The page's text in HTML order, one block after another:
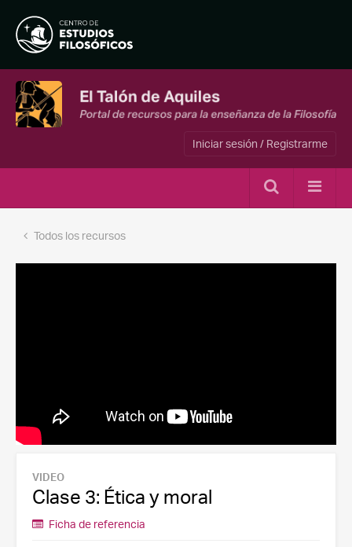
Iniciar sesión / Registrarme
Todos los recursos
VIDEO
Clase 3: Ética y moral
Ficha de referencia